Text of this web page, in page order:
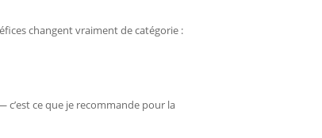
changent vraiment de catégorie :
c’est ce que je recommande pour la